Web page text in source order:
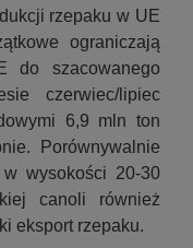
rzepaku w UE
ograniczają
do szacowanego
czerwiec/lipiec
6,9 mln ton
Porównywalnie
wysokości 20-30
canoli również
eksport rzepaku.